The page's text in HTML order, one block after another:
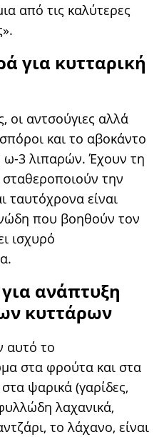
από τις καλύτερες
για κυτταρική
οι αντσούγιες αλλά
και το αβοκάντο
ω-3 λιπαρών. Έχουν τη
την
ταυτόχρονα είναι
που βοηθούν τον
ισχυρό
ανάπτυξη
κυττάρων
αυτό το
στα φρούτα και στα
ψαρικά (γαρίδες,
λαχανικά,
το λάχανο, είναι